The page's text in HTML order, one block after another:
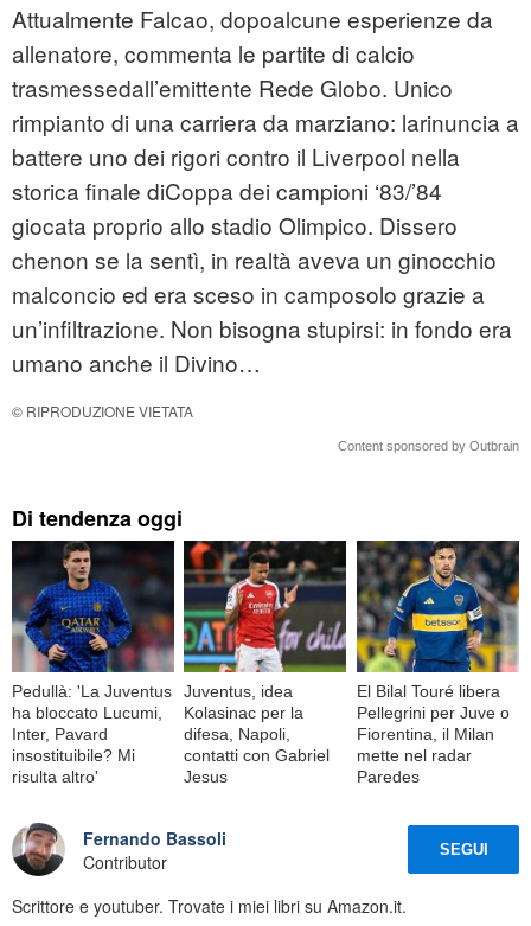
Attualmente Falcao, dopoalcune esperienze da
allenatore, commenta le partite di calcio
trasmessedall’emittente Rede Globo. Unico
rimpianto di una carriera da marziano: larinuncia a
battere uno dei rigori contro il Liverpool nella
storica finale diCoppa dei campioni ‘83/’84
giocata proprio allo stadio Olimpico. Dissero
chenon se la sentì, in realtà aveva un ginocchio
malconcio ed era sceso in camposolo grazie a
un’infiltrazione. Non bisogna stupirsi: in fondo era
umano anche il Divino…
© RIPRODUZIONE VIETATA
Content sponsored by Outbrain
Di tendenza oggi
Pedullà: 'La Juventus
ha bloccato Lucumi,
Inter, Pavard
insostituibile? Mi
risulta altro'
Juventus, idea
Kolasinac per la
difesa, Napoli,
contatti con Gabriel
Jesus
El Bilal Touré libera
Pellegrini per Juve o
Fiorentina, il Milan
mette nel radar
Paredes
Fernando Bassoli
Contributor
SEGUI
Scrittore e youtuber. Trovate i miei libri su Amazon.it.